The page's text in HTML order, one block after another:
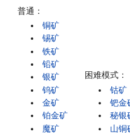
普通：
铜矿
锡矿
铁矿
铅矿
银矿
钨矿
金矿
铂金矿
魔矿
困难模式：
钴矿
钯金
秘银
山铜